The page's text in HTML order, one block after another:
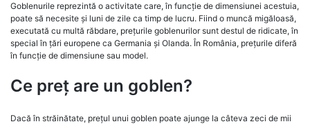
Goblenurile reprezintă o activitate care, în funcție de dimensiunei acestuia,
poate să necesite și luni de zile ca timp de lucru. Fiind o muncă migăloasă,
executată cu multă răbdare, prețurile goblenurilor sunt destul de ridicate, în
special în țări europene ca Germania și Olanda. În România, prețurile diferă
în funcție de dimensiune sau model.
Ce preț are un goblen?
Dacă în străinătate, prețul unui goblen poate ajunge la câteva zeci de mii